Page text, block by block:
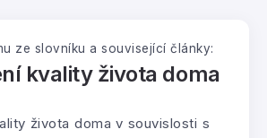
ze slovníku a související články:
kvality života doma
života doma v souvislosti s